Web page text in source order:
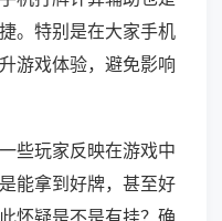
。特别是在大家手机
游戏体验，避免影响
些玩家反映在游戏中
能拿到好牌，甚至好